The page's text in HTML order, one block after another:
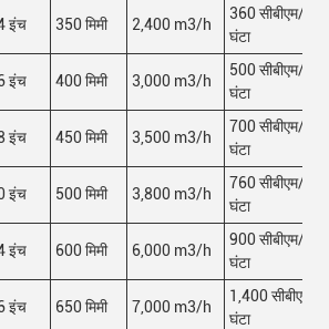
इंच 350 मिमी 2,400 m3/h
360 सीबीएम/
घंटा
इंच 400 मिमी 3,000 m3/h
500 सीबीएम/
घंटा
इंच 450 मिमी 3,500 m3/h
700 सीबीएम/
घंटा
इंच 500 मिमी 3,800 m3/h
760 सीबीएम/
घंटा
इंच 600 मिमी 6,000 m3/h
900 सीबीएम/
घंटा
इंच 650 मिमी 7,000 m3/h
1,400 सीबीएम/
घंटा